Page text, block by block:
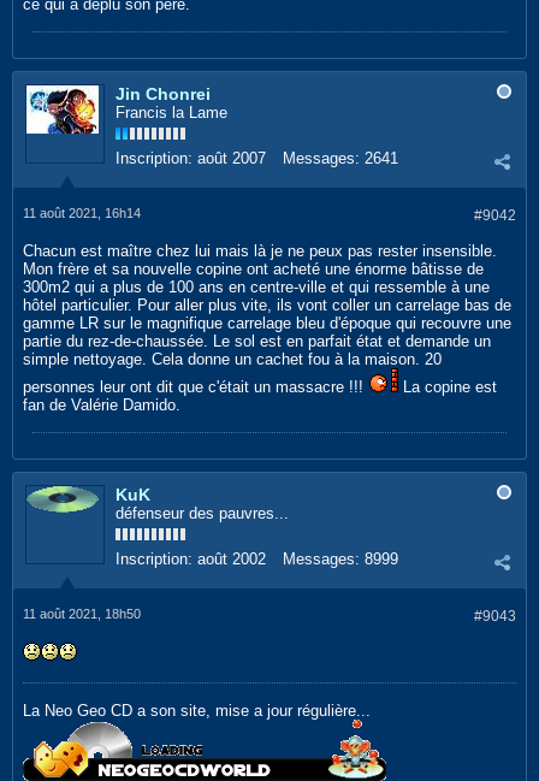
ce qui a déplu son père.
Jin Chonrei
Francis la Lame
Inscription: août 2007 Messages: 2641
#9042
11 août 2021, 16h14
Chacun est maître chez lui mais là je ne peux pas rester insensible.
Mon frère et sa nouvelle copine ont acheté une énorme bâtisse de
300m2 qui a plus de 100 ans en centre-ville et qui ressemble à une
hôtel particulier. Pour aller plus vite, ils vont coller un carrelage bas de
gamme LR sur le magnifique carrelage bleu d'époque qui recouvre une
partie du rez-de-chaussée. Le sol est en parfait état et demande un
simple nettoyage. Cela donne un cachet fou à la maison. 20
personnes leur ont dit que c'était un massacre !!!
La copine est
fan de Valérie Damido.
KuK
défenseur des pauvres...
Inscription: août 2002 Messages: 8999
#9043
11 août 2021, 18h50
La Neo Geo CD a son site, mise a jour régulière...